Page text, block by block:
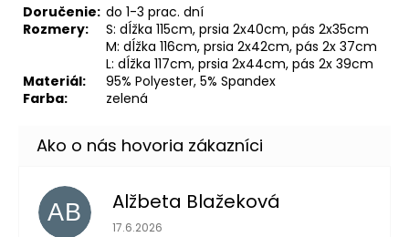
Doručenie: do 1-3 prac. dní
Rozmery:
S: dĺžka 115cm, prsia 2x40cm, pás 2x35cm
M: dĺžka 116cm, prsia 2x42cm, pás 2x 37cm
L: dĺžka 117cm, prsia 2x44cm, pás 2x 39cm
Materiál:
95% Polyester, 5% Spandex
Farba:
zelená
AB Alžbeta Blažeková
Hodnotenie obchodu je 5 z 5 hviezdičiek.
17.6.2026